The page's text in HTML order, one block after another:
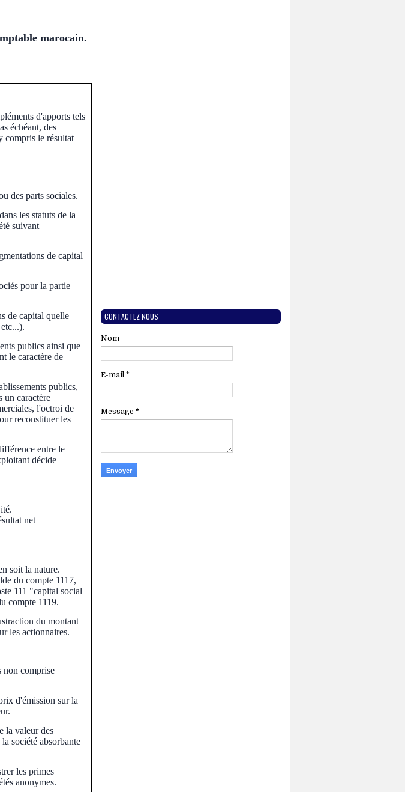
marocain.
d'apports tels
échéant, des
compris le résultat
des parts sociales.
les statuts de la
suivant
de capital
pour la partie
de capital quelle
publics ainsi que
le caractère de
publics,
un caractère
l'octroi de
reconstituer les
entre le
décide
net
soit la nature.
du compte 1117,
111 "capital social
compte 1119.
du montant
les actionnaires.
non comprise
d'émission sur la
la valeur des
société absorbante
les primes
anonymes.
CONTACTEZ NOUS
Nom
E-mail *
Message *